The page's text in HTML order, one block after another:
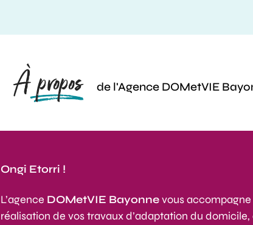
À propos de l'Agence DOMetVIE
Ongi Etorri !
L’agence DOMetVIE Bayonnevous
réalisation de vos travaux d’adaptation du